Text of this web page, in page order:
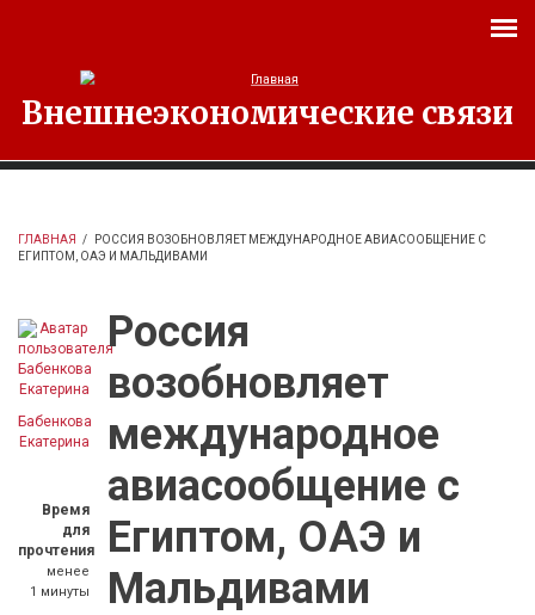
Внешнеэкономические связи
ГЛАВНАЯ /
РОССИЯ ВОЗОБНОВЛЯЕТ МЕЖДУНАРОДНОЕ АВИАСООБЩЕНИЕ С
ЕГИПТОМ, ОАЭ И МАЛЬДИВАМИ
Бабенкова
Екатерина
Время
для
прочтения
менее
1 минуты
Россия
возобновляет
международное
авиасообщение с
Египтом, ОАЭ и
Мальдивами